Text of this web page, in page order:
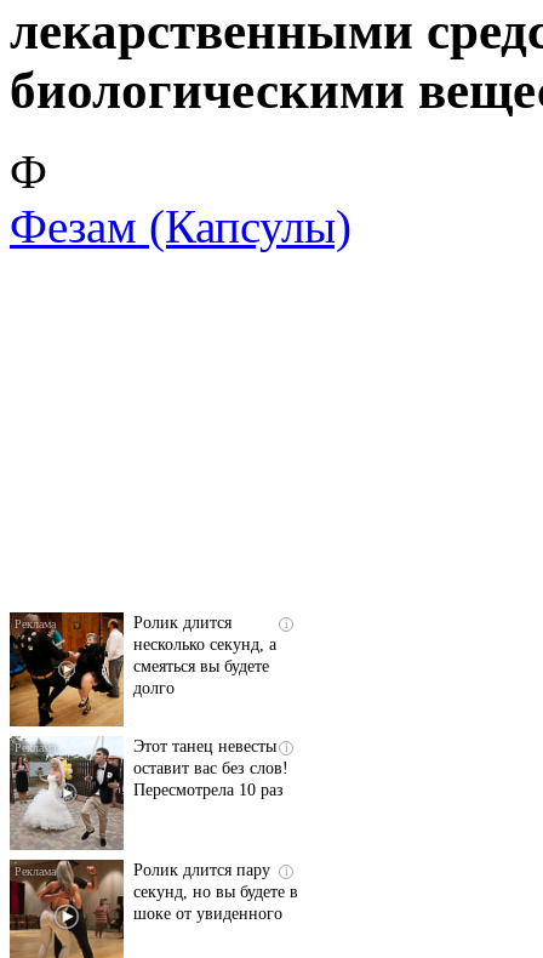
лекарственными
биологическими
Ф
Фезам (Капсулы)
i
Ролик длится
несколько секунд, а
смеяться вы будете
долго
i
Этот танец невесты
оставит вас без слов!
Пересмотрела 10 раз
i
Ролик длится пару
секунд, но вы будете в
шоке от увиденного